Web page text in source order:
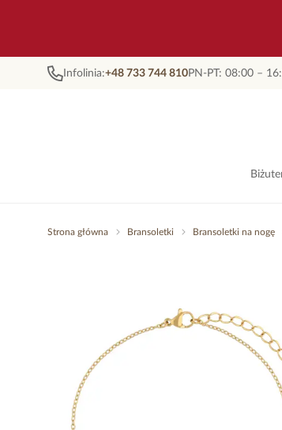
Infolinia:+48 733 744 810PN-PT: 08:00 –
Strona główna Bransoletki Bransoletki na nogę